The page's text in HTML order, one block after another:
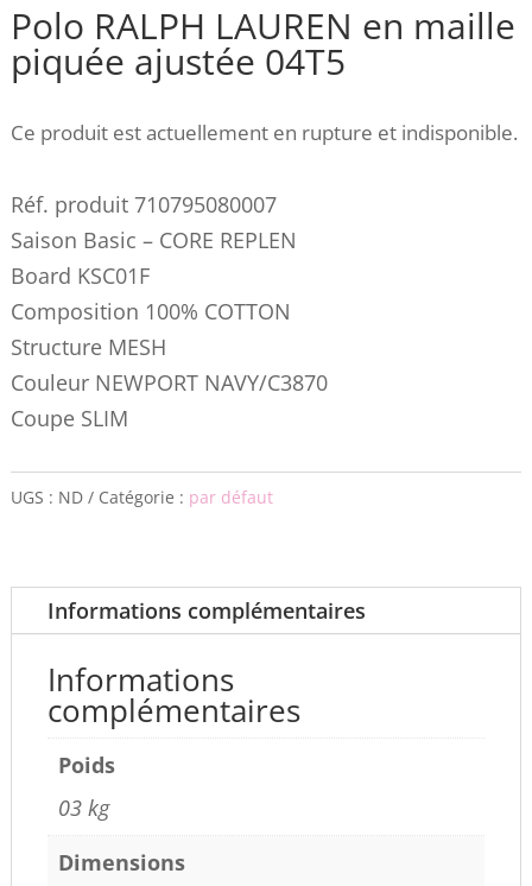
Polo RALPH LAUREN en maille
piquée ajustée 04T5
Ce produit est actuellement en rupture et indisponible.
Réf. produit 710795080007
Saison Basic – CORE REPLEN
Board KSC01F
Composition 100% COTTON
Structure MESH
Couleur NEWPORT NAVY/C3870
Coupe SLIM
UGS : ND Catégorie : par défaut
Informations complémentaires
Informations
complémentaires
Poids
03 kg
Dimensions